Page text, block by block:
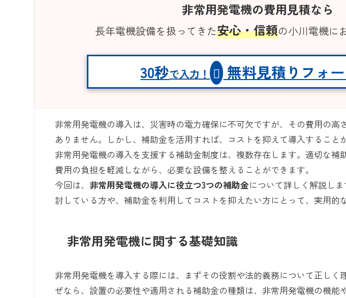
非常用発電機の費用見積なら
長年電機設備を扱ってきた安心・信頼の小川電機に
30秒で入力！ 無料見積りフォ
非常用発電機の導入は、災害時の電力確保に不可欠ですが、その費用の高
ありません。しかし、補助金を活用すれば、コストを抑えて導入すること
非常用発電機の導入を支援する補助金制度は、複数存在します。適切な補
費用の負担を軽減しながら、必要な設備を整えることができます。
今回は、 非常用発電機の導入に役立つ3つの補助金について詳しく解説し
討している方や、補助金を利用してコストを抑えたい方にとって、実用的
非常用発電機に関する基礎知識
非常用発電機を導入する際には、まずその役割や法的義務について正しく
ぜなら、設置の必要性や適用される補助金の種類は、非常用発電機の機能